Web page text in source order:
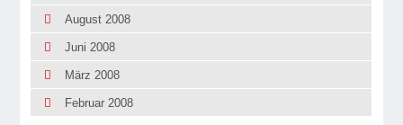
August 2008
Juni 2008
März 2008
Februar 2008